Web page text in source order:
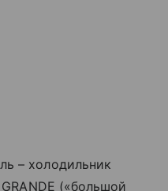
– холодильник
(«большой